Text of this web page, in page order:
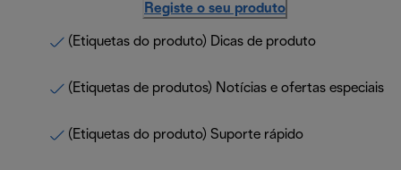
Registe o seu produto
(Etiquetas do produto) Dicas de produto
(Etiquetas de produtos) Notícias e ofertas especiais
(Etiquetas do produto) Suporte rápido